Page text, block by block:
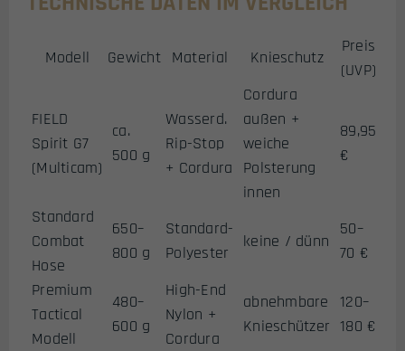
Modell Gewicht Material Knieschutz
Preis
(UVP)
FIELD
Spirit G7
(Multicam)
ca.
500 g
Wasserd.
Rip-Stop
+ Cordura
Cordura
außen +
weiche
Polsterung
innen
89,95
€
Standard
Combat
Hose
650–
800 g
Standard-
Polyester
keine / dünn
50–
70 €
Premium
Tactical
Modell
480–
600 g
High-End
Nylon +
Cordura
abnehmbare
Knieschützer
120–
180 €